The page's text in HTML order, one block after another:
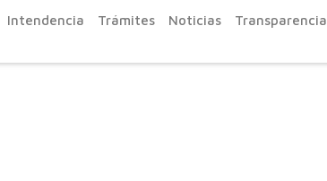
Intendencia Trámites Noticias Transparencia